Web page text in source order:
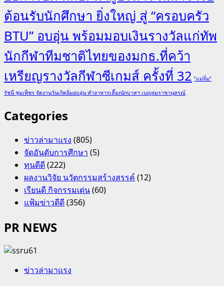
ต้อนรับนักศึกษา ยิ่งใหญ่ สู่ “ครอบครัว
BTU” อบอุ่น พร้อมมอบเงินรางวัลแก่ทัพ
นักกีฬาทีมชาติไทยของมกธ.ที่คว้า
เหรียญรางวัลกีฬาซีเกมส์ ครั้งที่ 32 “แม่จิ๋ม”
รัชนี ชุมเพ็ชร จัดงานวันเกิดอิ่มอบอุ่น ทำอาหารเลี้ยงนักบาสฯ เบญจมราชานุสรณ์
Categories
ข่าวล่ามาแรง (805)
จัดอันดับการศึกษา (5)
ทุนดีดี(222)
ผลงานวิจัย นวัตกรรมสร้างสรรค์(12)
เรียนดี กิจกรรมเด่น(60)
แฟ้มข่าวดีดี(356)
PR NEWS
ข่าวล่ามาแรง